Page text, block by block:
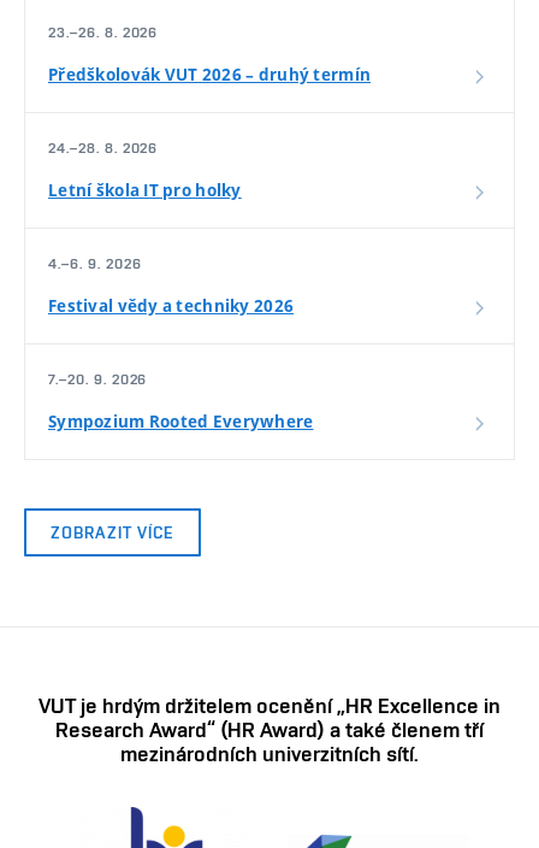
23.–26. 8. 2026
Předškolovák VUT 2026 – druhý termín
24.–28. 8. 2026
Letní škola IT pro holky
4.–6. 9. 2026
Festival vědy a techniky 2026
7.–20. 9. 2026
Sympozium Rooted Everywhere
ZOBRAZIT VÍCE
VUT je hrdým držitelem ocenění „HR Excellence in
Research Award“ (HR Award) a také členem tří
mezinárodních univerzitních sítí.